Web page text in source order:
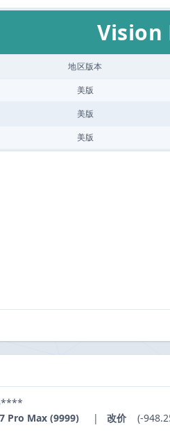
Vision
地区版本
美版
美版
美版
Pro Max (9999)
| 改价
(-